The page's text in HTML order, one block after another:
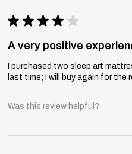
★ ★ ★ ★ ★
A very positive
I purchased two sleep art
last time; I will buy again for the
Was this review helpful?